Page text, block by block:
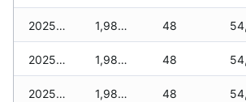
2025-12-31 1,980 zł 48
2025-12-30 1,980 zł 48
2025-12-29 1,980 zł 48